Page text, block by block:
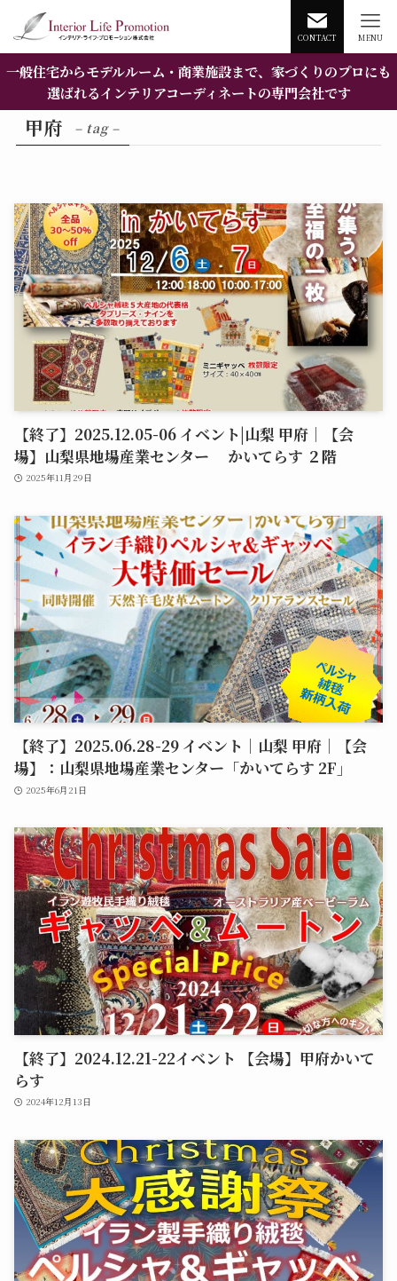
CONTACT MENU
一般住宅からモデルルーム・商業施設まで、家づくりのプロにも
選ばれるインテリアコーディネートの専門会社です
甲府 – tag –
【終了】2025.12.05-06 イベント|山梨 甲府｜【会
場】山梨県地場産業センター かいてらす ２階
2025年11月29日
【終了】2025.06.28-29 イベント｜山梨 甲府｜【会
場】：山梨県地場産業センター「かいてらす 2F」
2025年6月21日
【終了】2024.12.21-22イベント 【会場】甲府かいて
らす
2024年12月13日